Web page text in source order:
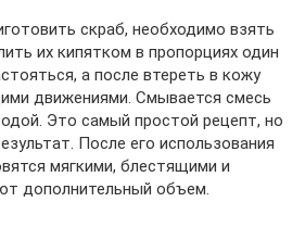
скраб, необходимо взять
их кипятком в пропорциях один
а после втереть в кожу
движениями. Смывается смесь
Это самый простой рецепт, но
После его использования
мягкими, блестящими и
дополнительный объем.